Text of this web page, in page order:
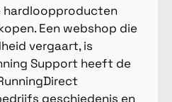
hardloopproducten
Een webshop die
vergaart, is
Support heeft de
geschiedenis en